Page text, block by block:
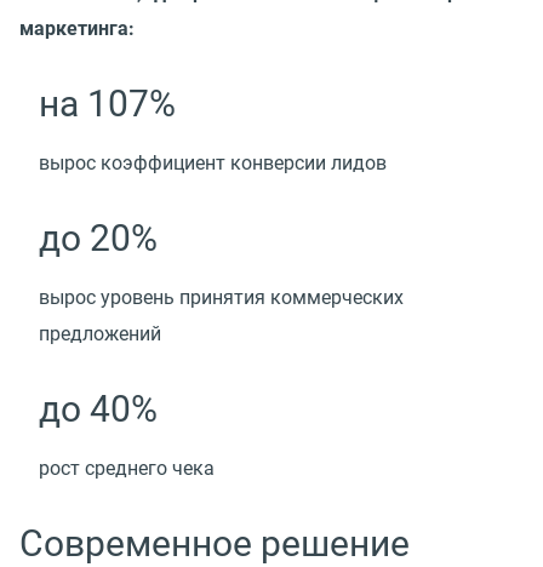
маркетинга:
на 107%
вырос коэффициент конверсии лидов
до 20%
вырос уровень принятия коммерческих
предложений
до 40%
рост среднего чека
Современное решение